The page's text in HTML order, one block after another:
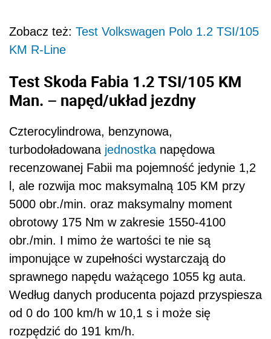
Zobacz też: Test Volkswagen Polo 1.2 TSI/105
KM R-Line
Test Skoda Fabia 1.2 TSI/105 KM
Man. – napęd/układ jezdny
Czterocylindrowa, benzynowa,
turbodoładowana jednostkanapędowa
recenzowanej Fabii ma pojemność jedynie 1,2
l, ale rozwija moc maksymalną 105 KM przy
5000 obr./min. oraz maksymalny moment
obrotowy 175 Nm w zakresie 1550-4100
obr./min. I mimo że wartości te nie są
imponujące w zupełności wystarczają do
sprawnego napędu ważącego 1055 kg auta.
Według danych producenta pojazd przyspiesza
od 0 do 100 km/h w 10,1 s i może się
rozpędzić do 191 km/h.